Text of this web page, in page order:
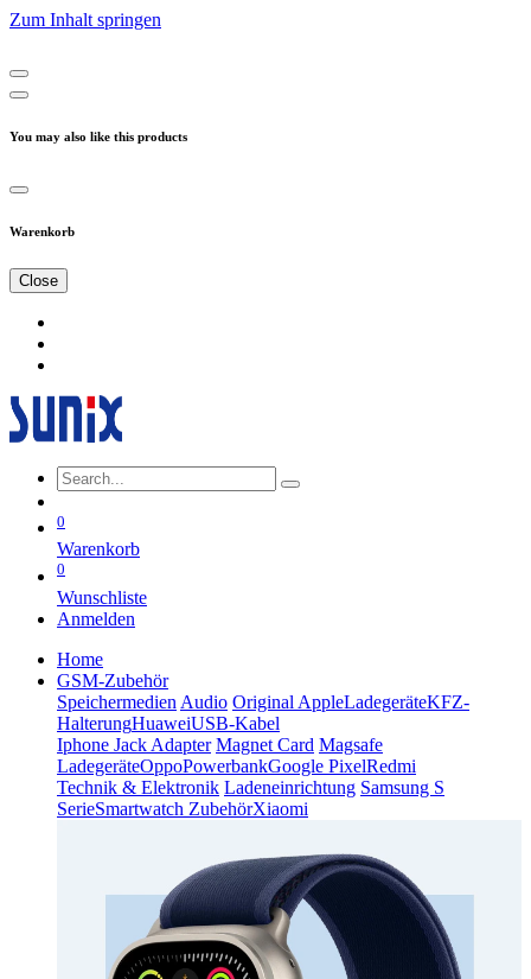
Zum Inhalt springen
You may also like this products
Warenkorb
Close
0
Warenkorb
0
Wunschliste
Anmelden
Home
GSM-Zubehör
Speichermedien Audio Original AppleLadegeräteKFZ-
HalterungHuaweiUSB-Kabel
Iphone Jack Adapter Magnet Card Magsafe
LadegeräteOppoPowerbankGoogle PixelRedmi
Technik & Elektronik Ladeneinrichtung Samsung S
SerieSmartwatch ZubehörXiaomi